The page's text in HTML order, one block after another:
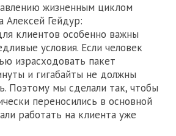
жизненным циклом
Алексей Гейдур:
клиентов особенно важны
условия. Если человек
израсходовать пакет
и гигабайты не должны
Поэтому мы сделали так, чтобы
переносились в основной
работать на клиента уже